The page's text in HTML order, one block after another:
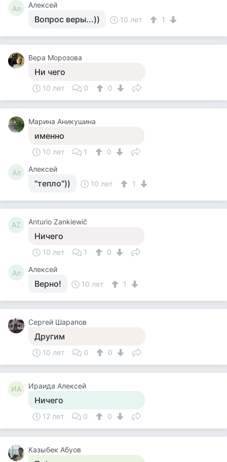
Ал Алексей
Вопрос веры...)) 10 лет 1
Вера Морозова
Ни чего
10 лет 0 0
Марина Аникушина
именно
10 лет 1 0
Ал Алексей
"тепло")) 10 лет 1
AZ Anturio Zankiewič
Ничего
10 лет 1 0
Ал Алексей
Верно! 10 лет 1
Сергей Шарапов
Другим
10 лет 0 0
ИА Ираида Алексей
Ничего
12 лет 0 0
Казыбек Абуов